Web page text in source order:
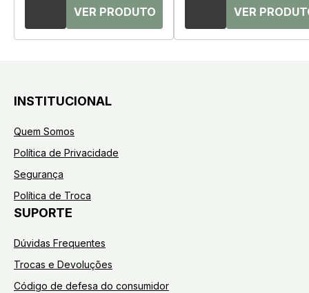
INSTITUCIONAL
Quem Somos
Política de Privacidade
Segurança
Política de Troca
SUPORTE
Dúvidas Frequentes
Trocas e Devoluções
Código de defesa do consumidor